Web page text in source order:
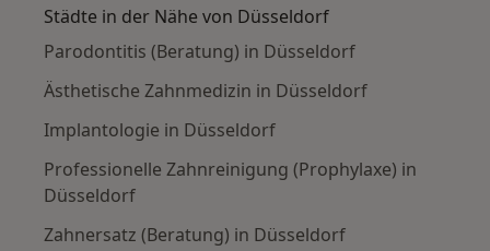
Städte in der Nähe von Düsseldorf
Parodontitis (Beratung) in Düsseldorf
Ästhetische Zahnmedizin in Düsseldorf
Implantologie in Düsseldorf
Professionelle Zahnreinigung (Prophylaxe) in
Düsseldorf
Zahnersatz (Beratung) in Düsseldorf